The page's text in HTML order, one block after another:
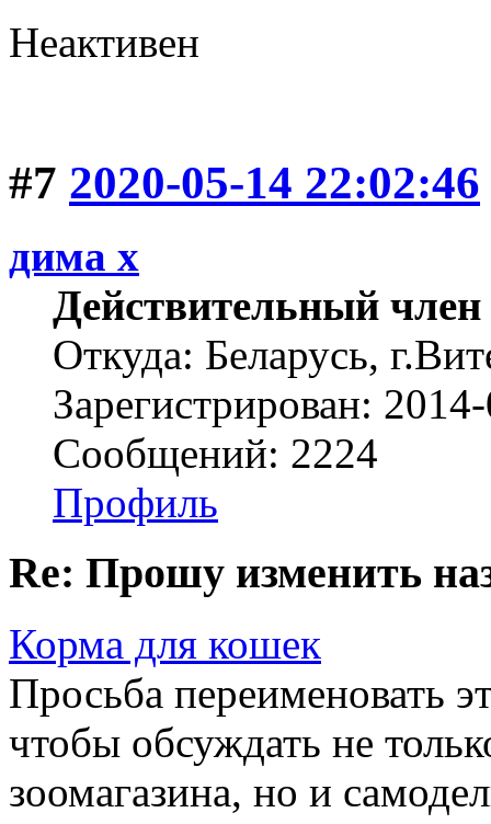
Неактивен
#7 2020-05-14 22:02:46
дима х
Действительный член
Откуда: Беларусь,
Зарегистрирован:
Сообщений: 2224
Профиль
Re: Прошу изменить
Корма для кошек
Просьба переименовать
чтобы обсуждать не
зоомагазина, но и